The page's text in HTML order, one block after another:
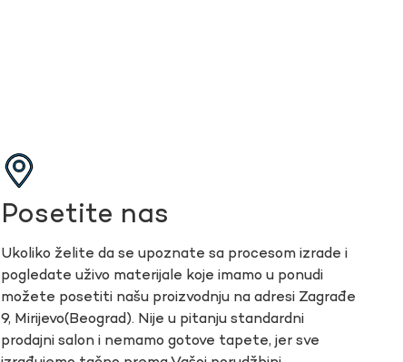
Posetite nas
Ukoliko želite da se upoznate sa procesom izrade i
pogledate uživo materijale koje imamo u ponudi
možete posetiti našu proizvodnju na adresi Zagrađe
9, Mirijevo(Beograd). Nije u pitanju standardni
prodajni salon i nemamo gotove tapete, jer sve